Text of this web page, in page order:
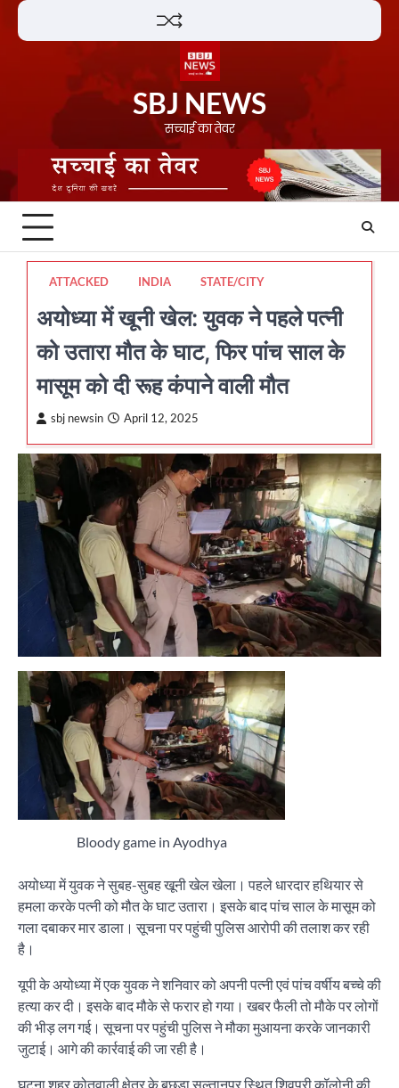
Skip
SBJ NEWS
सच्चाई का तेवर
ATTACKED INDIA STATE/CITY
अयोध्या में खूनी खेल: युवक ने पहले पत्नी
को उतारा मौत के घाट, फिर पांच साल के
मासूम को दी रूह कंपाने वाली मौत
sbj newsin April 12, 2025
Bloody game in Ayodhya
अयोध्या में युवक ने सुबह-सुबह खूनी खेल खेला। पहले धारदार हथियार से
हमला करके पत्नी को मौत के घाट उतारा। इसके बाद पांच साल के मासूम को
गला दबाकर मार डाला। सूचना पर पहुंची पुलिस आरोपी की तलाश कर रही
है।
यूपी के अयोध्या में एक युवक ने शनिवार को अपनी पत्नी एवं पांच वर्षीय बच्चे की
हत्या कर दी। इसके बाद मौके से फरार हो गया। खबर फैली तो मौके पर लोगों
की भीड़ लग गई। सूचना पर पहुंची पुलिस ने मौका मुआयना करके जानकारी
जुटाई। आगे की कार्रवाई की जा रही है।
घटना शहर कोतवाली क्षेत्र के बछड़ा सुल्तानपुर स्थित शिवपुरी कॉलोनी की